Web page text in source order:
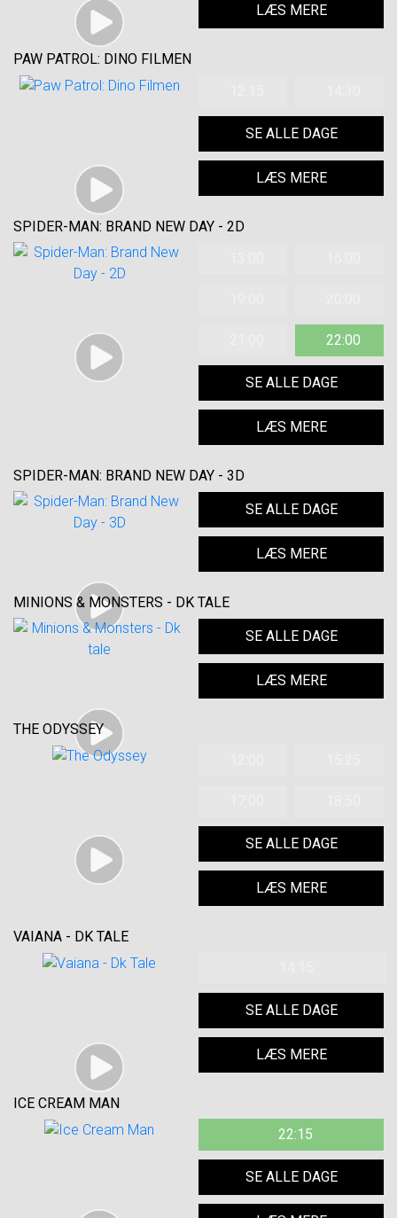
LÆS MERE
PAW PATROL: DINO FILMEN
SE ALLE DAGE
LÆS MERE
SPIDER-MAN: BRAND NEW DAY - 2D
22:00
SE ALLE DAGE
LÆS MERE
SPIDER-MAN: BRAND NEW DAY - 3D
SE ALLE DAGE
LÆS MERE
MINIONS & MONSTERS - DK TALE
SE ALLE DAGE
LÆS MERE
THE ODYSSEY
SE ALLE DAGE
LÆS MERE
VAIANA - DK TALE
SE ALLE DAGE
LÆS MERE
ICE CREAM MAN
22:15
SE ALLE DAGE